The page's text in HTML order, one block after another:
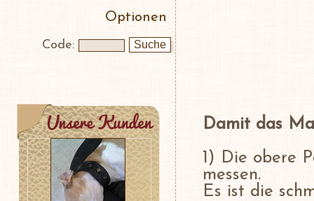
Optionen
Code:
Damit das
1) Die obere
messen.
Es ist die